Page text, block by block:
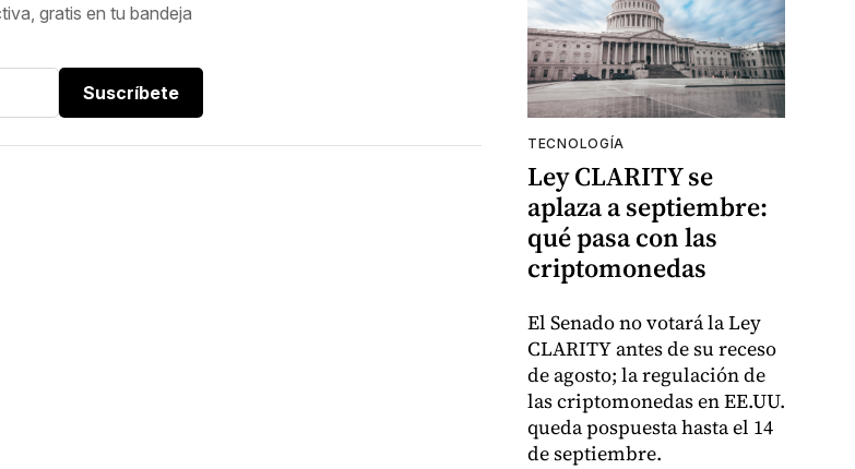
gratis en tu bandeja
Suscríbete
TECNOLOGÍA
Ley CLARITY se
aplaza a septiembre:
qué pasa con las
criptomonedas
El Senado no votará la Ley
CLARITY antes de su receso
de agosto; la regulación de
las criptomonedas en EE.UU.
queda pospuesta hasta el 14
de septiembre.